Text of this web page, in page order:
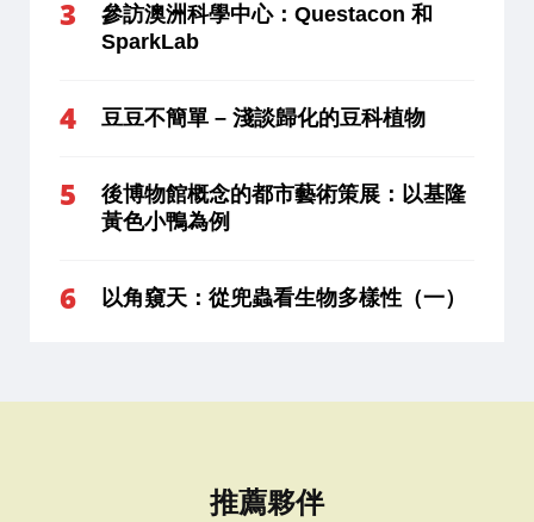
參訪澳洲科學中心：Questacon 和
SparkLab
豆豆不簡單 – 淺談歸化的豆科植物
後博物館概念的都市藝術策展：以基隆
黃色小鴨為例
以角窺天：從兜蟲看生物多樣性（一）
推薦夥伴